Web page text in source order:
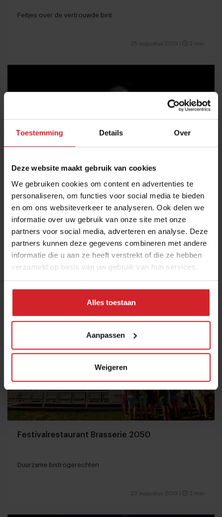
Toestemming Details Over
Deze website maakt gebruik van cookies
We gebruiken cookies om content en advertenties te
personaliseren, om functies voor social media te bieden
en om ons websiteverkeer te analyseren. Ook delen we
informatie over uw gebruik van onze site met onze
partners voor social media, adverteren en analyse. Deze
partners kunnen deze gegevens combineren met andere
informatie die u aan ze heeft verstrekt of die ze hebben
verzameld op basis van uw gebruik van hun services.
Alles toestaan
Aanpassen
Weigeren
Feitjes over de vertrouwde bint
25 augustus 2019 2 min
Thijs Meliefste
Inspirator tijdens Trendsummit
23 augustus 2019| 1 min
Festivalrestaurant Brasserie 2050
Duurzame bistrogerechten
22 augustus 2019 2 min